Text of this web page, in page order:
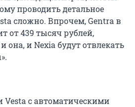
проводить детальное
сложно. Впрочем, Gentra в
от 439 тысяч рублей,
она, и Nexia будут отвлекать
Vesta с автоматическими